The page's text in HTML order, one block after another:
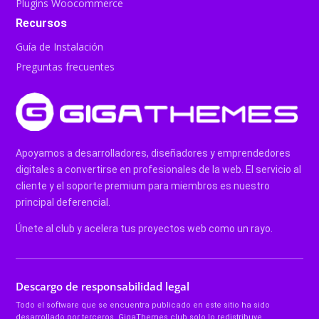
Plugins Woocommerce
Recursos
Guía de Instalación
Preguntas frecuentes
Apoyamos a desarrolladores, diseñadores y emprendedores
digitales a convertirse en profesionales de la web. El servicio al
cliente y el soporte premium para miembros es nuestro
principal deferencial.
Únete al club y acelera tus proyectos web como un rayo.
Descargo de responsabilidad legal
Todo el software que se encuentra publicado en este sitio ha sido
desarrollado por terceros, GigaThemes.club solo lo redistribuye.